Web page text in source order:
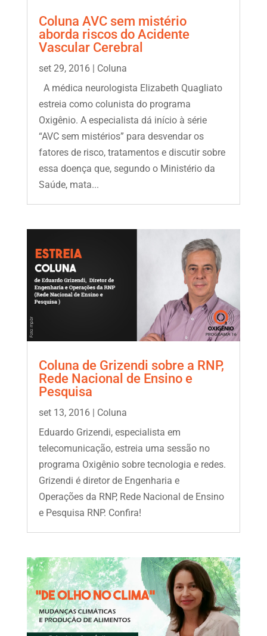
Coluna AVC sem mistério
aborda riscos do Acidente
Vascular Cerebral
set 29, 2016| Coluna
A médica neurologista Elizabeth Quagliato
estreia como colunista do programa
Oxigênio. A especialista dá início à série
“AVC sem mistérios” para desvendar os
fatores de risco, tratamentos e discutir sobre
essa doença que, segundo o Ministério da
Saúde, mata...
Coluna de Grizendi sobre a RNP,
Rede Nacional de Ensino e
Pesquisa
set 13, 2016| Coluna
Eduardo Grizendi, especialista em
telecomunicação, estreia uma sessão no
programa Oxigênio sobre tecnologia e redes.
Grizendi é diretor de Engenharia e
Operações da RNP, Rede Nacional de Ensino
e Pesquisa RNP. Confira!